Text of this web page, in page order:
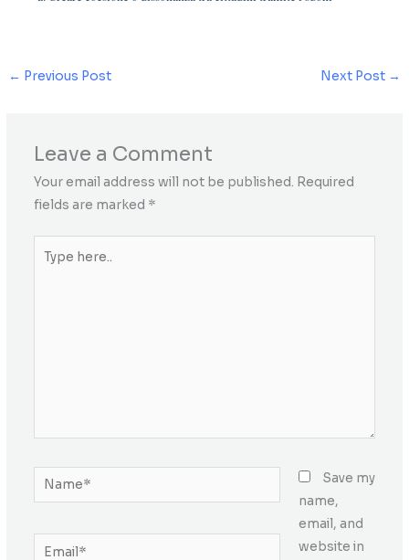
← Previous Post Next Post →
Leave a Comment
Your email address will not be published. Required
fields are marked *
here..
Name*
Email*
Save my
name,
email, and
website in